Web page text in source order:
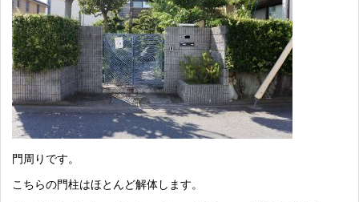
門周りです。
こちらの門柱はほとんど解体します。